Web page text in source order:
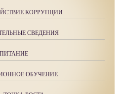
КОРРУПЦИИ
СВЕДЕНИЯ
ПИТАНИЕ
ОБУЧЕНИЕ